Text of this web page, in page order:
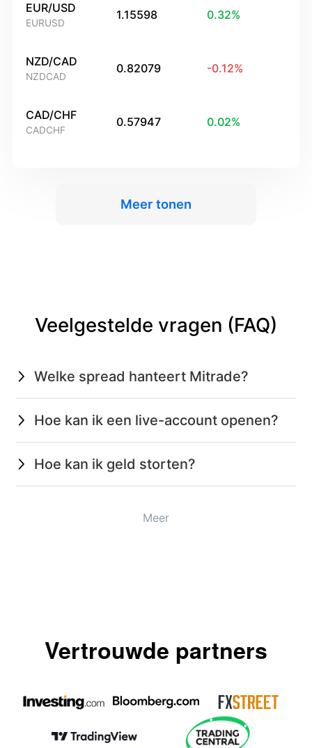
EUR/USD
EURUSD
1.15598 0.32%
NZD/CAD
NZDCAD
0.82079 -0.12%
CAD/CHF
CADCHF
0.57947 0.02%
Meer tonen
Veelgestelde vragen (FAQ)
Welke spread hanteert Mitrade?
Hoe kan ik een live-account openen?
Hoe kan ik geld storten?
Meer
Vertrouwde partners